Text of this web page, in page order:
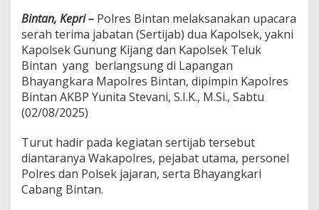
Bintan, Kepri – Polres Bintan melaksanakan upacara
serah terima jabatan (Sertijab) dua Kapolsek, yakni
Kapolsek Gunung Kijang dan Kapolsek Teluk
Bintan yang berlangsung di Lapangan
Bhayangkara Mapolres Bintan, dipimpin Kapolres
Bintan AKBP Yunita Stevani, S.I.K., M.Si., Sabtu
(02/08/2025)
Turut hadir pada kegiatan sertijab tersebut
diantaranya Wakapolres, pejabat utama, personel
Polres dan Polsek jajaran, serta Bhayangkari
Cabang Bintan.